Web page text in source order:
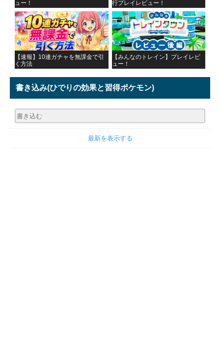
ュー！ 行プレイレビュー！
【速報】10連ガチャを無課金で引
く方法
【みんなのトレイン】プレイレビ
ュー！
書き込み(ひでりの効果と習得ポケモン)
最新を表示する